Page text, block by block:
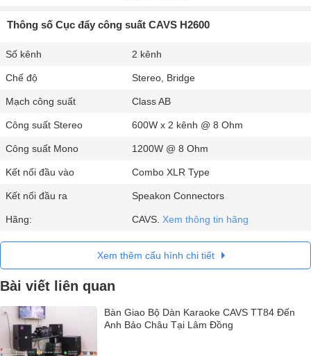
Thông số Cục đẩy công suất CAVS H2600
Số kênh 2 kênh
Chế độ Stereo, Bridge
Mạch công suất Class AB
Công suất Stereo 600W x 2 kênh @ 8 Ohm
Công suất Mono 1200W @ 8 Ohm
Kết nối đầu vào Combo XLR Type
Kết nối đầu ra Speakon Connectors
Hãng: CAVS. Xem thông tin hãng
Xem thêm cấu hình chi tiết
Bài viết liên quan
Bàn Giao Bộ Dàn Karaoke CAVS TT84 Đến
Anh Bảo Châu Tại Lâm Đồng